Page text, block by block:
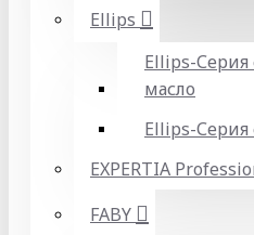
Ellips
Ellips-Серия
масло
Ellips-Серия
EXPERTIA
FABY